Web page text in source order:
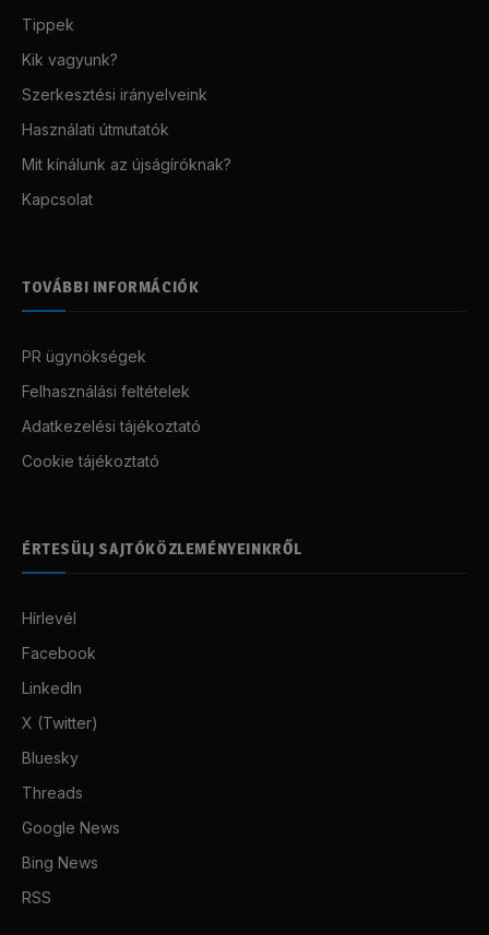
Tippek
Kik vagyunk?
Szerkesztési irányelveink
Használati útmutatók
Mit kínálunk az újságíróknak?
Kapcsolat
TOVÁBBI INFORMÁCIÓK
PR ügynökségek
Felhasználási feltételek
Adatkezelési tájékoztató
Cookie tájékoztató
ÉRTESÜLJ SAJTÓKÖZLEMÉNYEINKRŐL
Hírlevél
Facebook
LinkedIn
X (Twitter)
Bluesky
Threads
Google News
Bing News
RSS